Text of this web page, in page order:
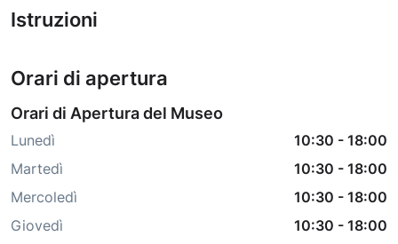
Istruzioni
Orari di apertura
Orari di Apertura del Museo
Lunedì 10:30 - 18:00
Martedì
10:30 - 18:00
Mercoledì
10:30 - 18:00
Giovedì
10:30 - 18:00